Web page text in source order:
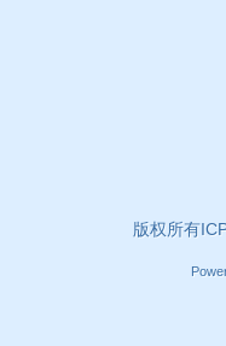
版权所有